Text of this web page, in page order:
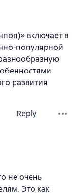
включает в
популярной
развития
Reply
не очень
Это как